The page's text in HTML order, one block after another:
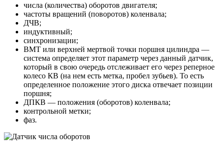
числа (количества) оборотов двигателя;
частоты вращений (поворотов) коленвала;
ДЧВ;
индуктивный;
синхронизации;
ВМТ или верхней мертвой точки поршня цилиндра —
система определяет этот параметр через данный датчик,
который в свою очередь отслеживает его через реперное
колесо КВ (на нем есть метка, пробел зубьев). То есть
определенное положение этого диска отвечает позиции
поршня;
ДПКВ — положения (оборотов) коленвала;
контрольной метки;
фаз.